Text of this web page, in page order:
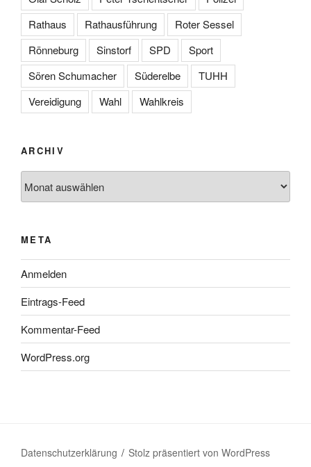
Rathaus
Rathausführung
Roter Sessel
Rönneburg
Sinstorf SPD
Sport
Sören Schumacher
Süderelbe
TUHH
Vereidigung
Wahl Wahlkreis
ARCHIV
META
Anmelden
Eintrags-Feed
Kommentar-Feed
WordPress.org
Datenschutzerklärung Stolz präsentiert von WordPress